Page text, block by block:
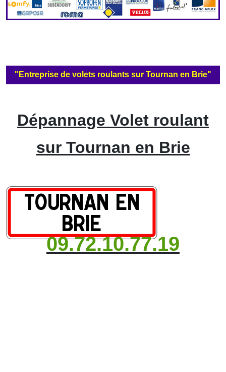
"Entreprise de volets roulants sur Tournan en Brie"
Dépannage Volet roulant
sur Tournan en Brie
09.72.10.77.19